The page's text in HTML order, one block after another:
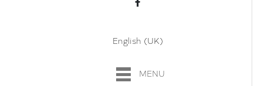
English (UK)
MENU